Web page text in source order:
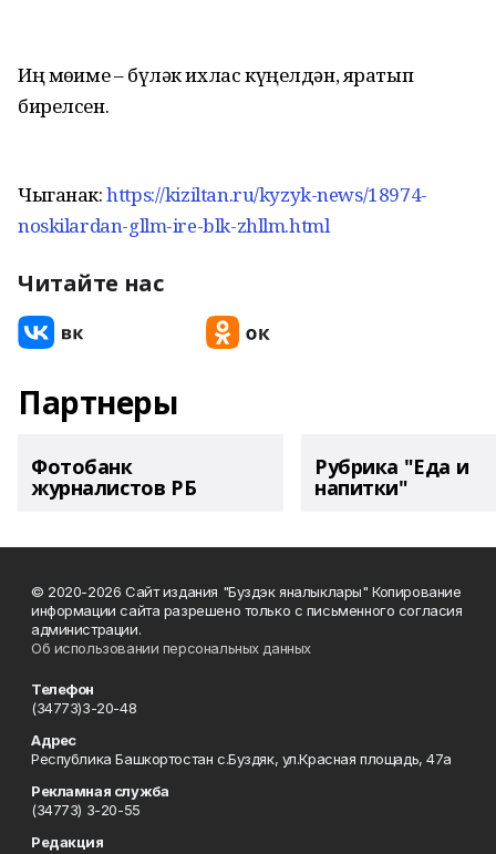
Иң мөһиме – бүләк ихлас күңелдән, яратып
бирелсен.
Чыганак:https://kiziltan.ru/kyzyk-news/18974-
noskilardan-gllm-ire-blk-zhllm.html
Читайте нас
Партнеры
Фотобанк
журналистов РБ
Рубрика "Еда и
напитки"
© 2020-2026 Сайт издания "Буздэк яналыклары" Копирование
информации сайта разрешено только с письменного согласия
администрации.
Об использовании персональных данных
Телефон
(34773)3-20-48
Адрес
Республика Башкортостан с.Буздяк, ул.Красная площадь, 47а
Рекламная служба
(34773) 3-20-55
Редакция